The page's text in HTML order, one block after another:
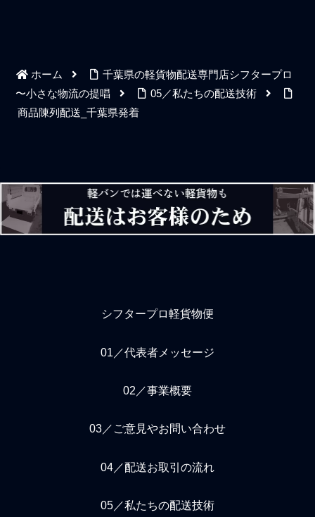
ホーム
千葉県の軽貨物配送専門店シフタープロ
〜小さな物流の提唱
05／私たちの配送技術
商品陳列配送_千葉県発着
シフタープロ軽貨物便
01／代表者メッセージ
02／事業概要
03／ご意見やお問い合わせ
04／配送お取引の流れ
05／私たちの配送技術